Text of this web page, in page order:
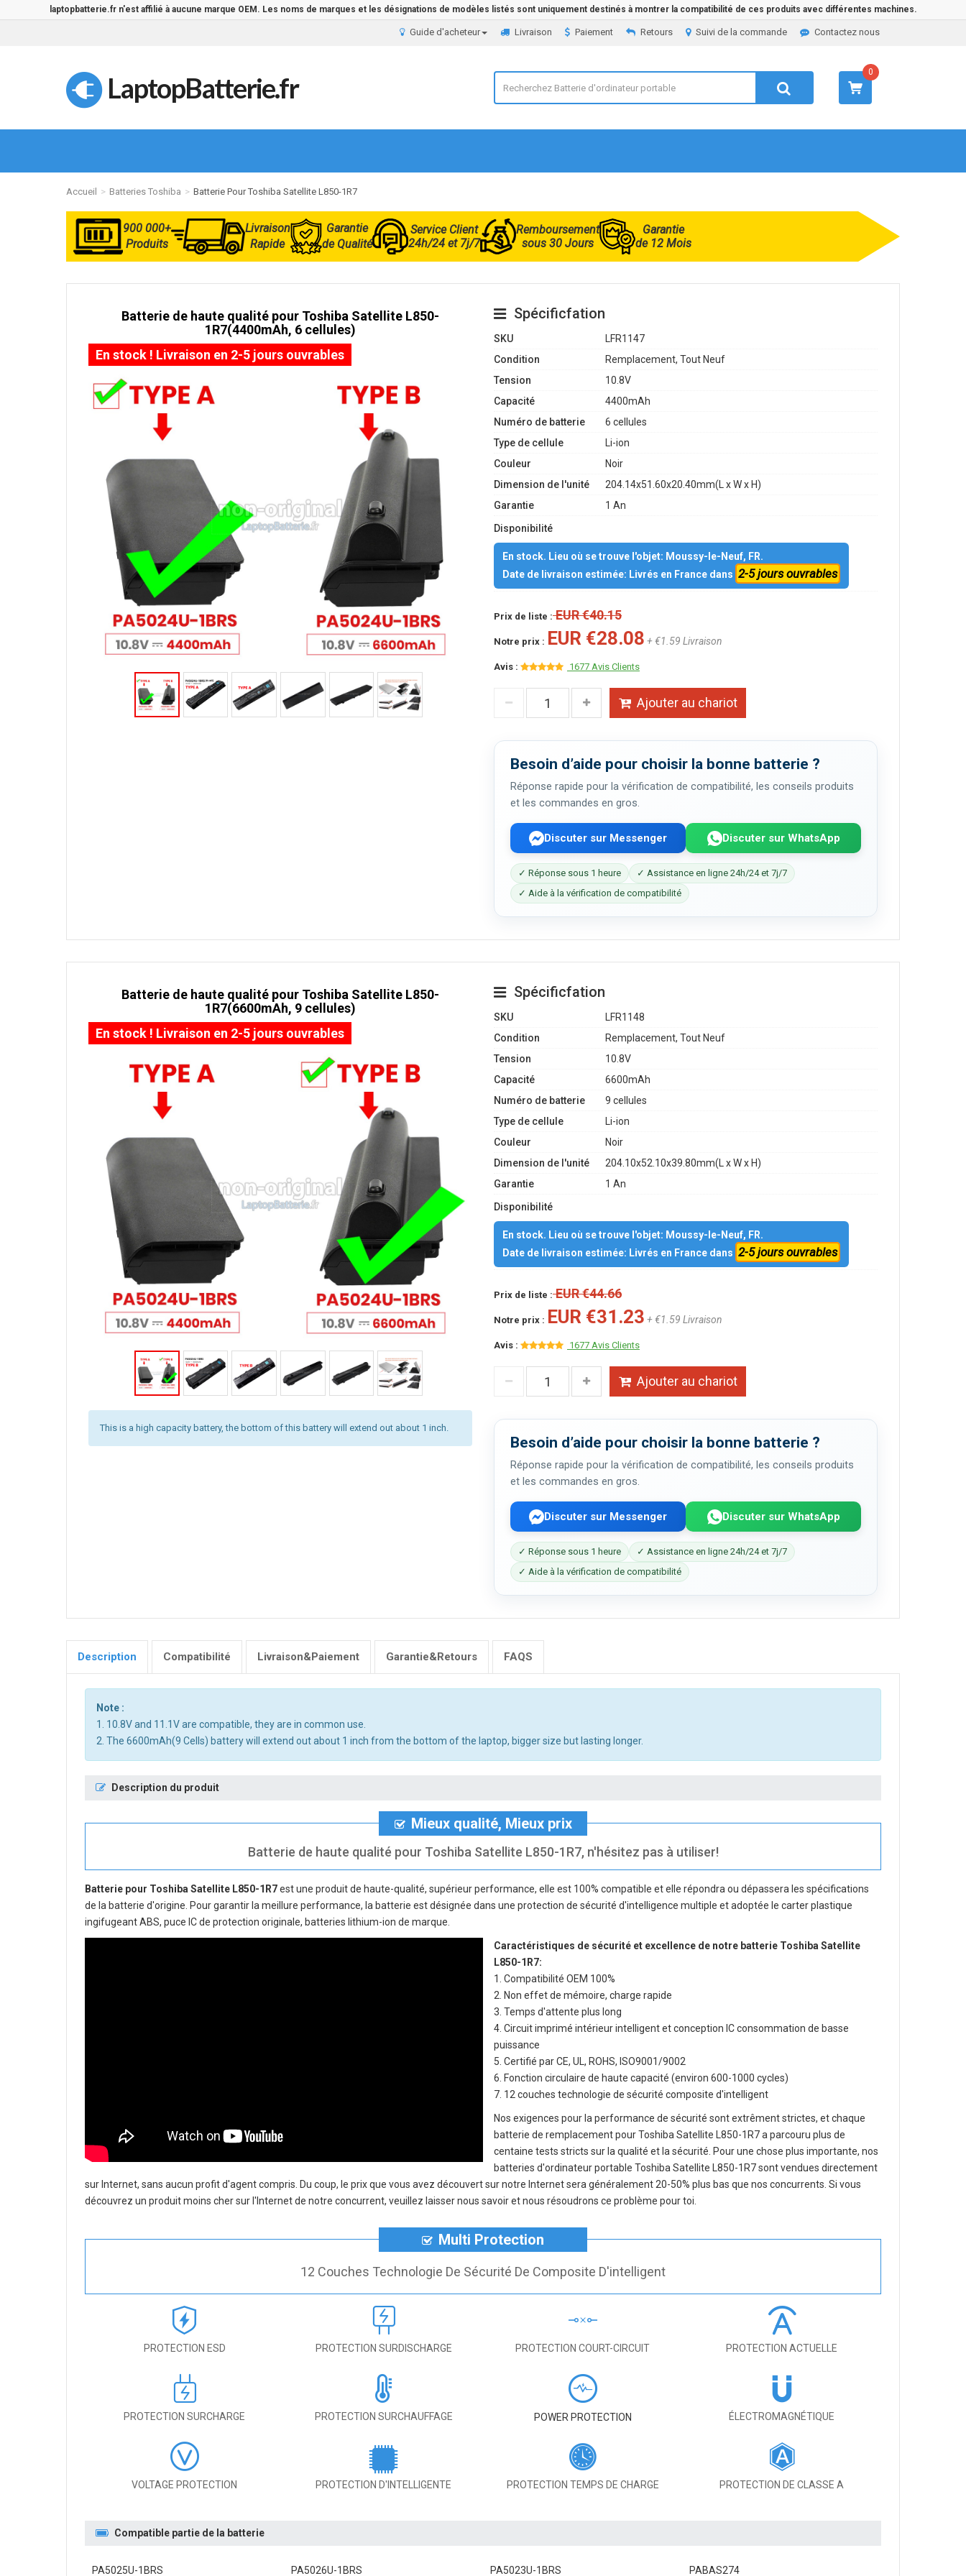
laptopbatterie.fr n'est affilié à aucune marque OEM. Les noms de marques et les désignations de modèles listés sont uniquement destinés à montrer la compatibilité de ces produits avec différentes machines.
Contactez nous
Suivi de la commande
Retours
Paiement
Livraison
Guide d'acheteur
LaptopBatterie.fr 0
Accueil Batteries Toshiba Batterie Pour Toshiba Satellite L850-1R7
900 000+
Produits
Livraison
Rapide
Garantie
de Qualité
Service Client
24h/24 et 7j/7
Remboursement
sous 30 Jours
Garantie
de 12 Mois
Batterie de haute qualité pour Toshiba Satellite L850-
1R7(4400mAh, 6 cellules)
En stock ! Livraison en 2-5 jours ouvrables
Spécificfation
SKU
LFR1147
Condition
Remplacement, Tout Neuf
Tension
10.8V
Capacité
4400mAh
Numéro de batterie
6 cellules
Type de cellule
Li-ion
Couleur
Noir
Dimension de l'unité
204.14x51.60x20.40mm(L x W x H)
Garantie
1 An
Disponibilité
En stock. Lieu où se trouve l'objet: Moussy-le-Neuf, FR.
Date de livraison estimée: Livrés en France dans 2-5 jours ouvrables
Prix de liste :EUR €40.15
Notre prix : EUR €28.08 + €1.59 Livraison
Avis : 1677 Avis Clients
Ajouter au chariot
Besoin d’aide pour choisir la bonne batterie ?
Réponse rapide pour la vérification de compatibilité, les conseils produits
et les commandes en gros.
Discuter sur Messenger Discuter sur WhatsApp
✓ Réponse sous 1 heure
✓ Assistance en ligne 24h/24 et 7j/7
✓ Aide à la vérification de compatibilité
Batterie de haute qualité pour Toshiba Satellite L850-
1R7(6600mAh, 9 cellules)
En stock ! Livraison en 2-5 jours ouvrables
This is a high capacity battery, the bottom of this battery will extend out about 1 inch.
Spécificfation
SKU
LFR1148
Condition
Remplacement, Tout Neuf
Tension
10.8V
Capacité
6600mAh
Numéro de batterie
9 cellules
Type de cellule
Li-ion
Couleur
Noir
Dimension de l'unité
204.10x52.10x39.80mm(L x W x H)
Garantie
1 An
Disponibilité
En stock. Lieu où se trouve l'objet: Moussy-le-Neuf, FR.
Date de livraison estimée: Livrés en France dans 2-5 jours ouvrables
Prix de liste :EUR €44.66
Notre prix : EUR €31.23 + €1.59 Livraison
Avis : 1677 Avis Clients
Ajouter au chariot
Besoin d’aide pour choisir la bonne batterie ?
Réponse rapide pour la vérification de compatibilité, les conseils produits
et les commandes en gros.
Discuter sur Messenger Discuter sur WhatsApp
✓ Réponse sous 1 heure
✓ Assistance en ligne 24h/24 et 7j/7
✓ Aide à la vérification de compatibilité
Description Compatibilité Livraison&Paiement Garantie&Retours FAQS
Note :
1. 10.8V and 11.1V are compatible, they are in common use.
2. The 6600mAh(9 Cells) battery will extend out about 1 inch from the bottom of the laptop, bigger size but lasting longer.
Description du produit
Mieux qualité, Mieux prix
Batterie de haute qualité pour Toshiba Satellite L850-1R7, n'hésitez pas à utiliser!
Batterie pour Toshiba Satellite L850-1R7est une produit de haute-qualité, supérieur performance, elle est 100% compatible et elle répondra ou dépassera les spécifications
de la batterie d'origine. Pour garantir la meillure performance, la batterie est désignée dans une protection de sécurité d'intelligence multiple et adoptée le carter plastique
ingifugeant ABS, puce IC de protection originale, batteries lithium-ion de marque.
Caractéristiques de sécurité et excellence de notre batterie Toshiba Satellite
L850-1R7:
1. Compatibilité OEM 100%
2. Non effet de mémoire, charge rapide
3. Temps d'attente plus long
4. Circuit imprimé intérieur intelligent et conception IC consommation de basse
puissance
5. Certifié par CE, UL, ROHS, ISO9001/9002
6. Fonction circulaire de haute capacité (environ 600-1000 cycles)
7. 12 couches technologie de sécurité composite d'intelligent
Nos exigences pour la performance de sécurité sont extrêment strictes, et chaque
batterie de remplacement pour Toshiba Satellite L850-1R7a parcouru plus de
centaine tests stricts sur la qualité et la sécurité. Pour une chose plus importante, nos
batteries d'ordinateur portable Toshiba Satellite L850-1R7sont vendues directement
sur Internet, sans aucun profit d'agent compris. Du coup, le prix que vous avez découvert sur notre Internet sera généralement 20-50% plus bas que nos concurrents. Si vous
découvrez un produit moins cher sur l'Internet de notre concurrent, veuillez laisser nous savoir et nous résoudrons ce problème pour toi.
Multi Protection
12 Couches Technologie De Sécurité De Composite D'intelligent
PROTECTION ESD PROTECTION SURDISCHARGE PROTECTION COURT-CIRCUIT PROTECTION ACTUELLE
PROTECTION SURCHARGE PROTECTION SURCHAUFFAGE POWER PROTECTION ÉLECTROMAGNÉTIQUE
VOLTAGE PROTECTION PROTECTION D'INTELLIGENTE PROTECTION TEMPS DE CHARGE PROTECTION DE CLASSE A
Compatible partie de la batterie
PA5025U-1BRS PA5026U-1BRS PA5023U-1BRS PABAS274